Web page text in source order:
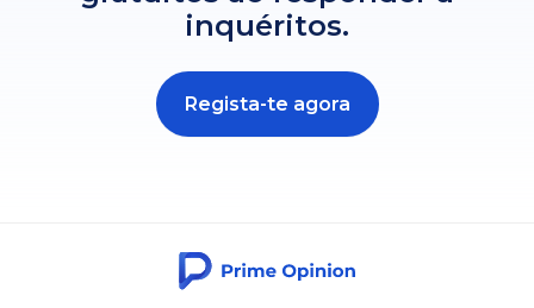
inquéritos.
Regista-te agora